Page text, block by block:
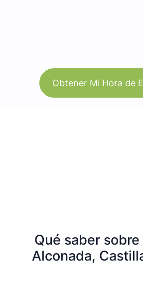
Obtener Mi Hora de
Qué saber sobre
Alconada,